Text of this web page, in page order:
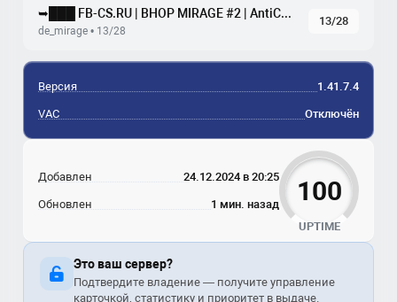
➥███ FB-CS.RU | BHOP MIRAGE #2 | AntiCheat
de_mirage • 13/28
13/28
Версия 1.41.7.4
VAC Отключён
Добавлен 24.12.2024 в 20:25
Обновлен 1 мин. назад 100
UPTIME
Это ваш сервер?
Подтвердите владение — получите управление
карточкой, статистику и приоритет в выдаче.